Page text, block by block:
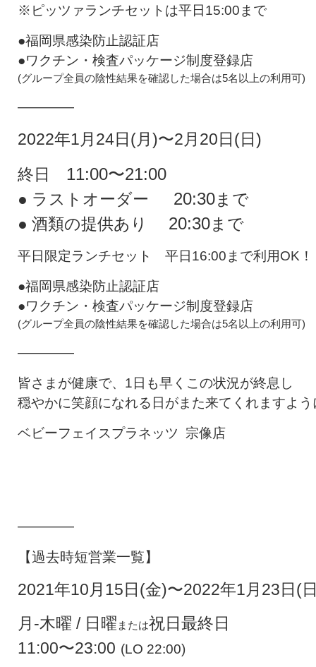
※ピッツァランチセットは平日15:00まで
●福岡県感染防止認証店
●ワクチン・検査パッケージ制度登録店
(グループ全員の陰性結果を確認した場合は5名以上の利用可)
————
2022年1月24日(月)〜2月20日(日)
終日 11:00〜21:00
● ラストオーダー 20:30まで
● 酒類の提供あり 20:30まで
平日限定ランチセット 平日16:00まで利用OK！
●福岡県感染防止認証店
●ワクチン・検査パッケージ制度登録店
(グループ全員の陰性結果を確認した場合は5名以上の利用可)
————
皆さまが健康で、1日も早くこの状況が終息し
穏やかに笑顔になれる日がまた来てくれますよう
ベビーフェイスプラネッツ 宗像店
————
【過去時短営業一覧】
2021年10月15日(金)〜2022年1月23日(
月-木曜 / 日曜 または祝日最終日
11:00〜23:00 (LO 22:00)